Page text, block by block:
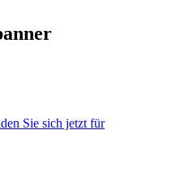
Sie sich jetzt für